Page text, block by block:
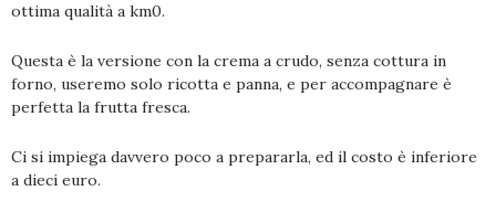
ottima qualità a km0.
Questa è la versione con la crema a crudo, senza cottura in
forno, useremo solo ricotta e panna, e per accompagnare è
perfetta la frutta fresca.
Ci si impiega davvero poco a prepararla, ed il costo è inferiore
a dieci euro.